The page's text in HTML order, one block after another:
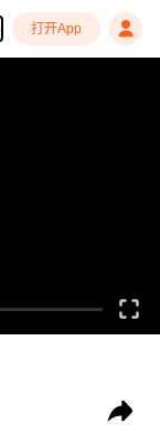
打开App